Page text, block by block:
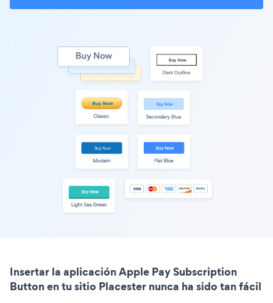
Insertar la aplicación Apple Pay Subscription
Button en tu sitio Placester nunca ha sido tan fácil